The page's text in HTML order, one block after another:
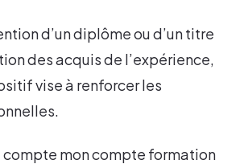
d’un diplôme ou d’un titre
des acquis de l’expérience,
vise à renforcer les
mon compte formation